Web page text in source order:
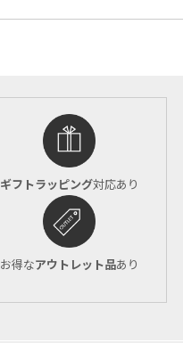
ギフトラッピング対応あり
お得なアウトレット品あり